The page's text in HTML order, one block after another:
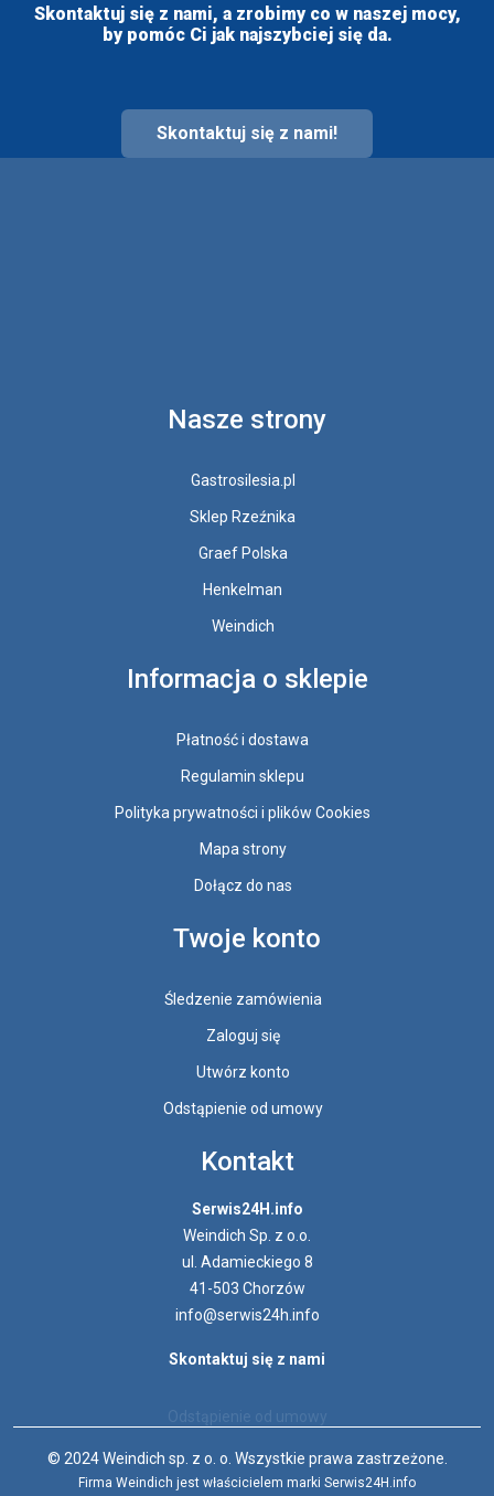
Skontaktuj się z nami, a zrobimy co w naszej mocy,
by pomóc Ci jak najszybciej się da.
Skontaktuj się z nami!
Nasze strony
Gastrosilesia.pl
Sklep Rzeźnika
Graef Polska
Henkelman
Weindich
Informacja o sklepie
Płatność i dostawa
Regulamin sklepu
Polityka prywatności i plików Cookies
Mapa strony
Dołącz do nas
Twoje konto
Śledzenie zamówienia
Zaloguj się
Utwórz konto
Odstąpienie od umowy
Kontakt
Serwis24H.info
Weindich Sp. z o.o.
ul. Adamieckiego 8
41-503 Chorzów
info@serwis24h.info
Skontaktuj się z nami
Odstąpienie od umowy
© 2024 Weindich sp. z o. o. Wszystkie prawa zastrzeżone.
Firma Weindich jest właścicielem marki Serwis24H.info